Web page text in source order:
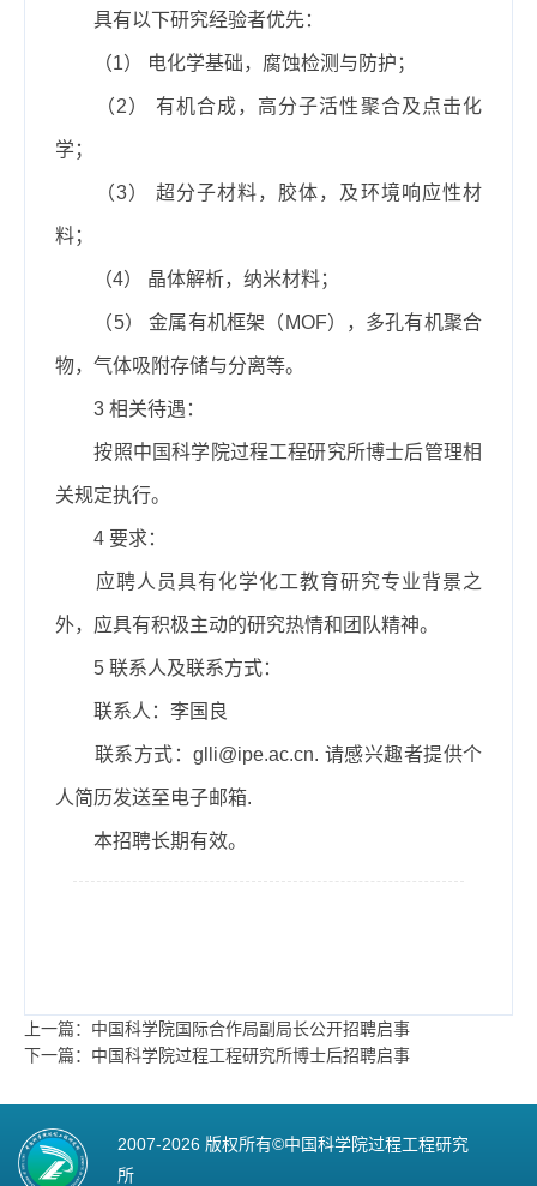
具有以下研究经验者优先：
（1） 电化学基础，腐蚀检测与防护；
（2） 有机合成，高分子活性聚合及点击化
学；
（3） 超分子材料，胶体，及环境响应性材
料；
（4） 晶体解析，纳米材料；
（5） 金属有机框架（ MOF），多孔有机聚合
物，气体吸附存储与分离等。
3 相关待遇：
按照中国科学院过程工程研究所博士后管理相
关规定执行。
4 要求：
应聘人员具有化学化工教育研究专业背景之
外，应具有积极主动的研究热情和团队精神。
5 联系人及联系方式：
联系人：李国良
联系方式：glli@ipe.ac.cn. 请感兴趣者提供个
人简历发送至电子邮箱.
本招聘长期有效。
上一篇：中国科学院国际合作局副局长公开招聘启事
下一篇：中国科学院过程工程研究所博士后招聘启事
2007-2026 版权所有©中国科学院过程工程研究
所